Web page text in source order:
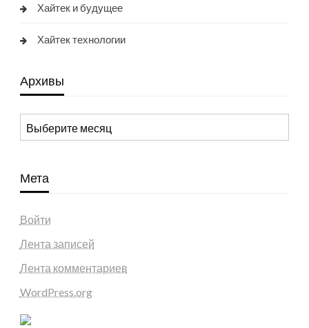
Хайтек и будущее
Хайтек технологии
Архивы
Архивы
Мета
Войти
Лента записей
Лента комментариев
WordPress.org